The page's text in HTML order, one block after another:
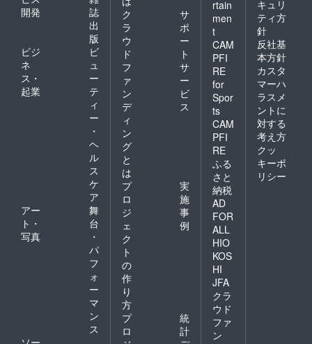
開発
誌
出
版
ビジ
ネ
ス・
起業
ビ
ュ
ー
テ
ィ
ー
・
ヘ
ル
ス
ケ
ア
アー
ト・
写真
舞
台
・
パ
フ
ォ
ー
マ
ン
ス
ク
ラ
ウ
ド
フ
ァ
ン
デ
ィ
ン
グ
と
は
サ
ポ
ー
ト
サ
ー
ビ
ス
プ
ロ
ジ
ェ
ク
ト
の
作
り
方
実
施
事
例
プ
ロ
統
計
rtain
men
t
CAM
PFI
RE
for
Spor
ts
CAM
PFI
RE
ふる
さと
納税
AD
FOR
ALL
HIO
KOS
HI
JFA
クラ
ウド
ファ
ン
キュリ
ティ方
針
反社基
本方針
カスタ
マーハ
ラスメ
ントに
対する
考え方
クッ
キーポ
リシー